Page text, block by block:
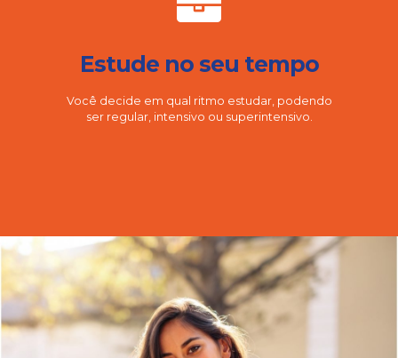
Estude no seu tempo
Você decide em qual ritmo estudar, podendo
ser regular, intensivo ou superintensivo.